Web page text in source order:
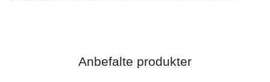
Anbefalte produkter